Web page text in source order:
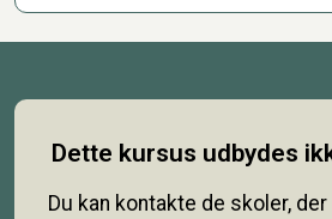
Dette kursus udbydes
Du kan kontakte de skoler,